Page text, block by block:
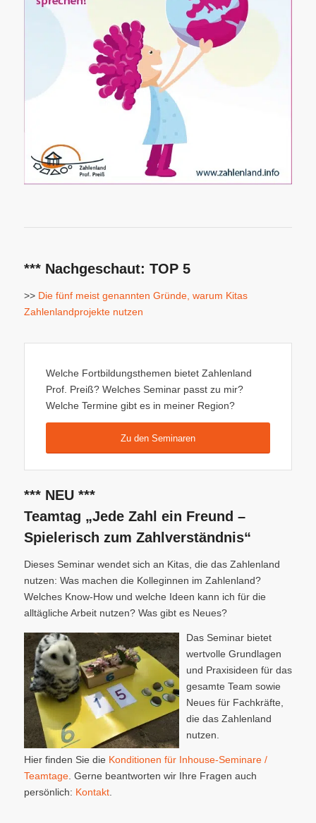
*** Nachgeschaut: TOP 5
>> Die fünf meist genannten Gründe, warum Kitas
Zahlenlandprojekte nutzen
Welche Fortbildungsthemen bietet Zahlenland
Prof. Preiß? Welches Seminar passt zu mir?
Welche Termine gibt es in meiner Region?
Zu den Seminaren
*** NEU ***
Teamtag „Jede Zahl ein Freund –
Spielerisch zum Zahlverständnis“
Dieses Seminar wendet sich an Kitas, die das Zahlenland
nutzen: Was machen die Kolleginnen im Zahlenland?
Welches Know-How und welche Ideen kann ich für die
alltägliche Arbeit nutzen? Was gibt es Neues?
Das Seminar bietet
wertvolle Grundlagen
und Praxisideen für das
gesamte Team sowie
Neues für Fachkräfte,
die das Zahlenland
nutzen.
Hier finden Sie die Konditionen für Inhouse-Seminare /
Teamtage. Gerne beantworten wir Ihre Fragen auch
persönlich: Kontakt.